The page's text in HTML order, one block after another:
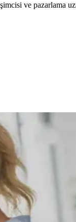
ve pazarlama